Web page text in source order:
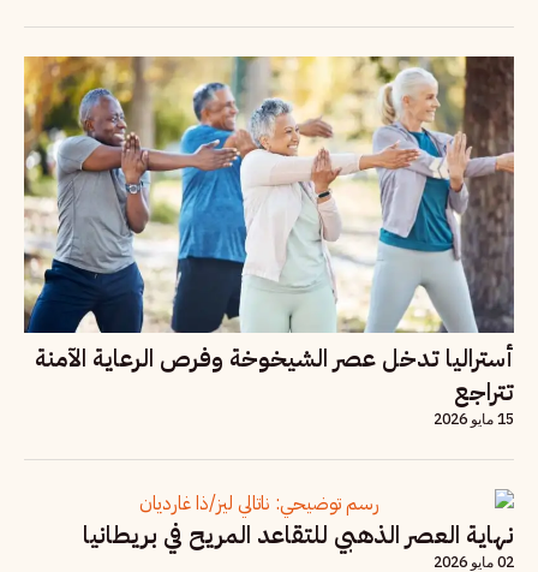
أستراليا تدخل عصر الشيخوخة وفرص الرعاية الآمنة
تتراجع
15 مايو 2026
نهاية العصر الذهبي للتقاعد المريح في بريطانيا
02 مايو 2026